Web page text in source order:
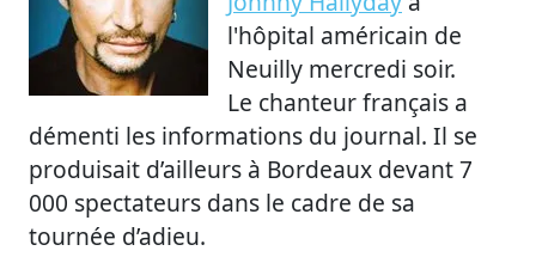
l'hôpital américain de
Neuilly mercredi soir.
Le chanteur français a
démenti les informations du journal. Il se
produisait d’ailleurs à Bordeaux devant 7
000 spectateurs dans le cadre de sa
tournée d’adieu.